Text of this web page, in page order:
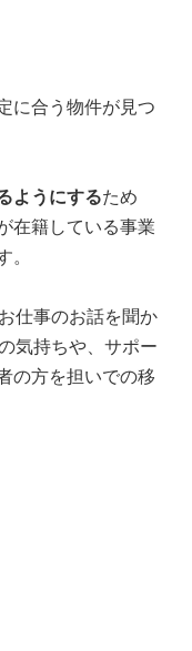
に合う物件が見つ
ようにするため
在籍している事業
。
仕事のお話を聞か
気持ちや、サポー
の方を担いでの移